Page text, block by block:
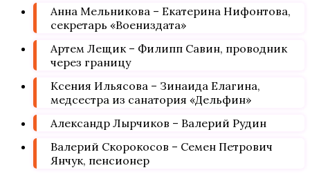
Анна Мельникова – Екатерина Нифонтова,
секретарь «Воениздата»
Артем Лещик – Филипп Савин, проводник
через границу
Ксения Ильясова – Зинаида Елагина,
медсестра из санатория «Дельфин»
Александр Лырчиков – Валерий Рудин
Валерий Скорокосов – Семен Петрович
Янчук, пенсионер